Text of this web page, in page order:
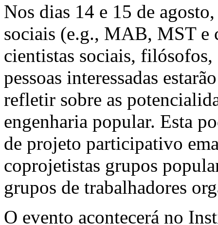
Nos dias 14 e 15 de
sociais (e.g., MAB, MST e
cientistas sociais, filósofos,
pessoas interessadas
refletir sobre as
engenharia popular. Esta
de projeto participativo
coprojetistas grupos
grupos de trabalhadores
O evento acontecerá no